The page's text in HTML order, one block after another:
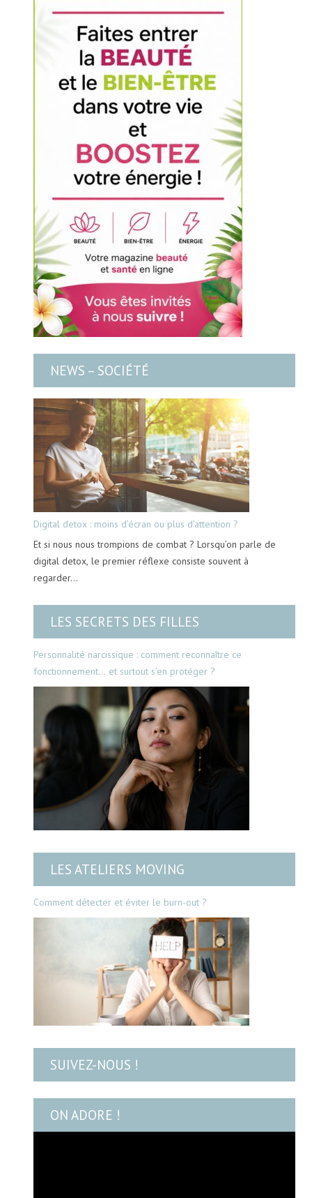
NEWS – SOCIÉTÉ
Digital detox : moins d’écran ou plus d’attention ?
Et si nous nous trompions de combat ? Lorsqu’on parle de
digital detox, le premier réflexe consiste souvent à
regarder…
LES SECRETS DES FILLES
Personnalité narcissique : comment reconnaître ce
fonctionnement… et surtout s’en protéger ?
LES ATELIERS MOVING
Comment détecter et éviter le burn-out ?
SUIVEZ-NOUS !
ON ADORE !